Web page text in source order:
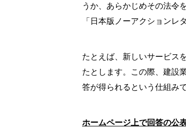
うか、あらかじめその法令
「日本版ノーアクションレ
たとえば、新しいサービス
たとします。この際、建設
答が得られるという仕組みで
ホームページ上で回答の公